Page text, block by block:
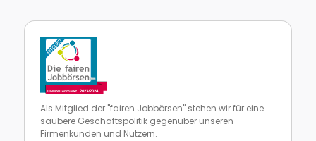
Als Mitglied der "fairen Jobbörsen" stehen wir für eine
saubere Geschäftspolitik gegenüber unseren
Firmenkunden und Nutzern.